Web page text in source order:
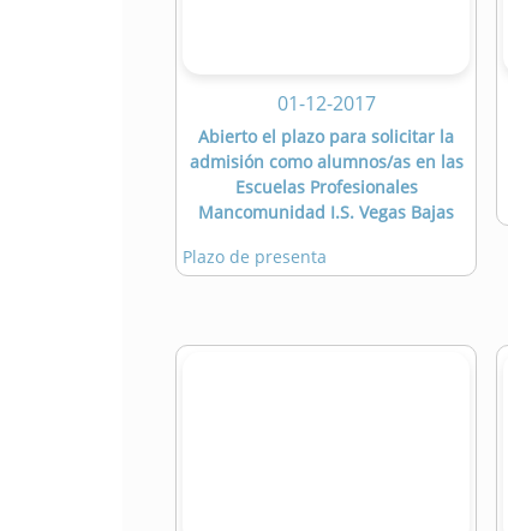
01-12-2017
Abierto el plazo para solicitar la
admisión como alumnos/as en las
Escuelas Profesionales
Mancomunidad I.S. Vegas Bajas
Plazo de presenta